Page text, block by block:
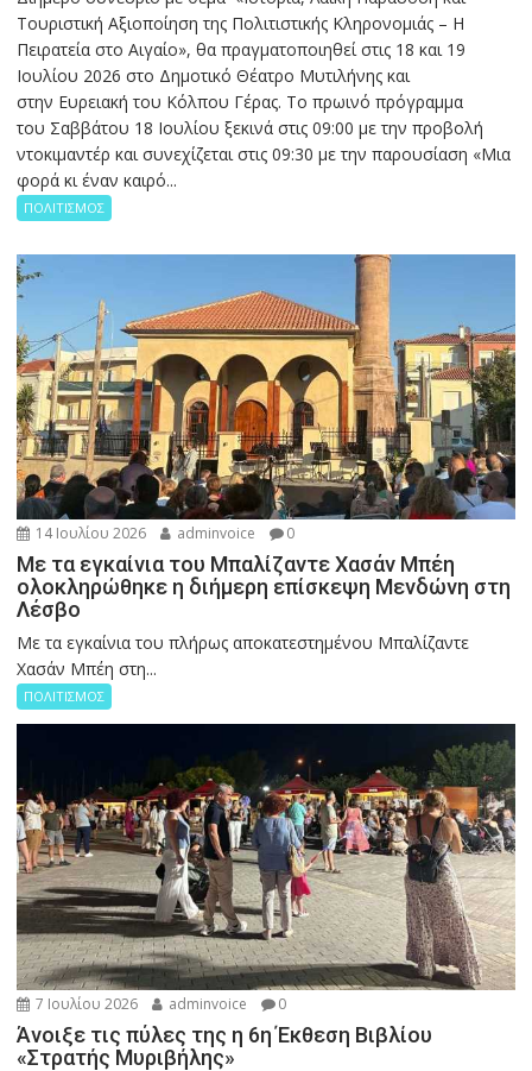
Τουριστική Αξιοποίηση της Πολιτιστικής Κληρονομιάς – Η
Πειρατεία στο Αιγαίο», θα πραγματοποιηθεί στις 18 και 19
Ιουλίου 2026 στο Δημοτικό Θέατρο Μυτιλήνης και
στην Ευρειακή του Κόλπου Γέρας. Το πρωινό πρόγραμμα
του Σαββάτου 18 Ιουλίου ξεκινά στις 09:00 με την προβολή
ντοκιμαντέρ και συνεχίζεται στις 09:30 με την παρουσίαση «Μια
φορά κι έναν καιρό...
ΠΟΛΙΤΙΣΜΟΣ
14 Ιουλίου 2026 adminvoice 0
Με τα εγκαίνια του Μπαλίζαντε Χασάν Μπέη
ολοκληρώθηκε η διήμερη επίσκεψη Μενδώνη στη
Λέσβο
Με τα εγκαίνια του πλήρως αποκατεστημένου Μπαλίζαντε
Χασάν Μπέη στη...
ΠΟΛΙΤΙΣΜΟΣ
7 Ιουλίου 2026 adminvoice 0
Άνοιξε τις πύλες της η 6η Έκθεση Βιβλίου
«Στρατής Μυριβήλης»